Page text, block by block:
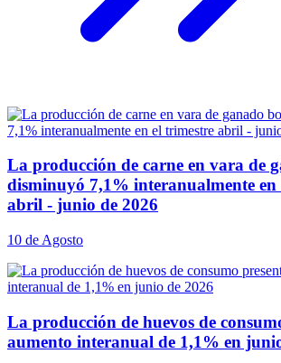
La producción de carne en vara de
disminuyó 7,1% interanualmente en
abril - junio de 2026
10 de Agosto
La producción de huevos de
aumento interanual de 1,1% en